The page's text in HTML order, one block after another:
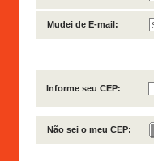
Mudei de E-mail:
Informe seu CEP:
Não sei o meu CEP: